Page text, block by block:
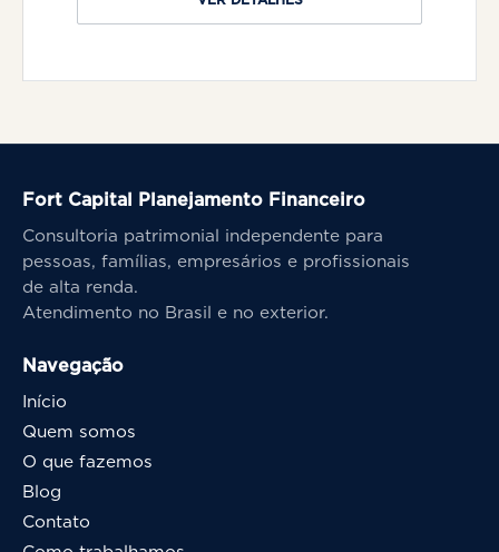
Fort Capital Planejamento Financeiro
Consultoria patrimonial independente para
pessoas, famílias, empresários e profissionais
de alta renda.
Atendimento no Brasil e no exterior.
Navegação
Início
Quem somos
O que fazemos
Blog
Contato